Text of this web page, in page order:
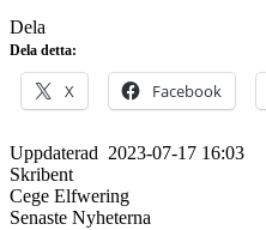
Dela
Dela detta:
X Facebook
Uppdaterad 2023-07-17 16:03
Skribent
Cege Elfwering
Senaste Nyheterna